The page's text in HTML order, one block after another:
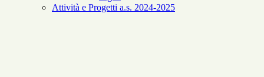
Attività e Progetti a.s. 2024-2025